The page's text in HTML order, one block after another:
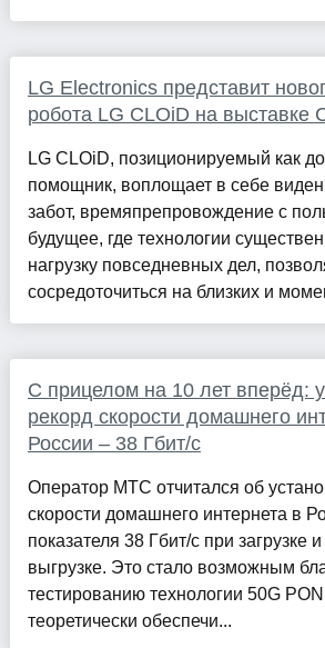
LG Electronics представит
робота LG CLOiD на выставке
LG CLOiD, позиционируемый как
помощник, воплощает в себе
забот, времяпрепровождение с
будущее, где технологии
нагрузку повседневных дел,
сосредоточиться на близких и
С прицелом на 10 лет вперёд:
рекорд скорости домашнего
России – 38 Гбит/c
Оператор МТС отчитался об
скорости домашнего интернета в
показателя 38 Гбит/с при загрузке
выгрузке. Это стало возможным
тестированию технологии 50G
теоретически обеспечи...